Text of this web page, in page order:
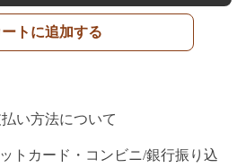
ートに追加する
い方法について
トカード・コンビニ/銀行振り込